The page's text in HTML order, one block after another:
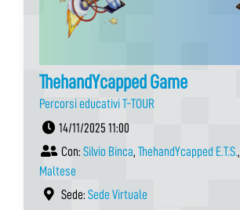
ThehandYcapped Game
Percorsi educativi T-TOUR
14/11/2025 11:00
Con: Silvio Binca, ThehandYcapped E.T.S.,
Maltese
Sede: Sede Virtuale